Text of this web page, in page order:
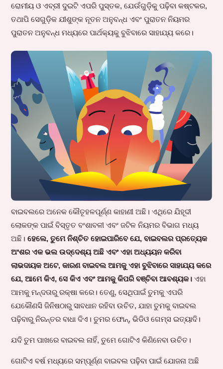
ରୋମୀୟ ଓ ଏବ୍ରୀ ଦୁଇଟି ଏପରି ପୁସ୍ତକ, ଯେଉଁଗୁଡ଼ିକୁ ପଢ଼ିବା କଷ୍ଟକର,
ତଥାପି ସେଗୁଡ଼ିକ ଯୀଶୁଙ୍କ ନୂତନ ଅନୁବନ୍ଧ ଏବଂ ପୁରାତନ ନିୟମର
ପୁରାତନ ଅନୁବନ୍ଧ ମଧ୍ୟରେ ପାର୍ଥକ୍ୟକୁ ବୁଝିବାରେ ସାହାଯ୍ୟ କରେ।
ବାଇବଲରେ ଅନେକ କୌତୂହଳପୂର୍ଣ୍ଣ କାହାଣୀ ଅଛି। ଏଥିରେ ଯିହୂଦୀ
ଲୋକଙ୍କ ପାଇଁ ବିସ୍ତୃତ ବଂଶାବଳୀ ଏବଂ ଜଟିଳ ନିୟମର ବିଭାଗ ମଧ୍ୟ
ଅଛି।ହେଲେ, ତୁମେ ନିଶ୍ଚିତ ହୋଇପାରିବେ ଯେ, ବାଇବଲର ପ୍ରତ୍ୟେକ
ଅଂଶର ଏକ ଭଲ ଉଦ୍ଦେଶ୍ୟ ଅଛି ଏବଂ ଏହା ଅଧ୍ୟୟନ କରିବା
ଲାଭଦାୟକ ଅଟେ, କାରଣ ବାଇବଲ ଆମକୁ ଏହା ବୁଝିବାରେ ସାହାଯ୍ୟ କରେ
ଯେ, ଆମେ କିଏ, ସେ କିଏ ଏବଂ ଆମକୁ କିପରି ବଞ୍ଚିବା ଆବଶ୍ୟକ। ଏହା
ଆମକୁ ମନ୍ଦତାରୁ ରକ୍ଷା କରେ। ତେଣୁ, ସେଥିପାଇଁ ତୁମକୁ ଏପରି
ଯେକୌଣସି ଜିନିଷଠାରୁ ସାବଧାନ ରହିବା ଉଚିତ, ଯାହା ତୁମକୁ ବାଇବଲ
ପଢ଼ିବାରୁ ନିରନ୍ତର ବାଧା ଦିଏ। ତୁମର ଫୋନ୍, ଭିଡିଓ ଗେମ୍ସ ଇତ୍ୟାଦି।
ଯଦି ତୁମ ପାଖରେ ବାଇବଲ ନାହିଁ, ତୁମେ ଗୋଟିଏ କିଣିନେବା ଉଚିତ।
ଗୋଟିଏ ବର୍ଷ ମଧ୍ୟରେ ସମ୍ପୂର୍ଣ୍ଣ ବାଇବଲ ପଢ଼ିବା ପାଇଁ ଯୋଜନା ଅଛି